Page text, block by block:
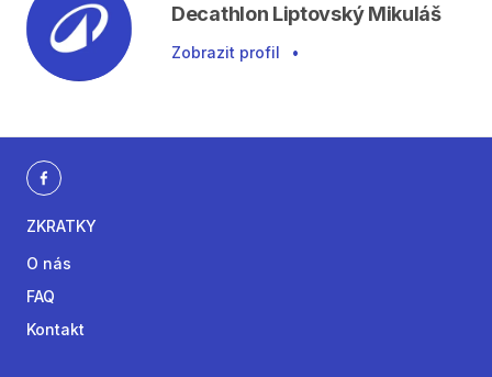
Decathlon Liptovský Mikuláš
Zobrazit profil •
ZKRATKY
O nás
FAQ
Kontakt